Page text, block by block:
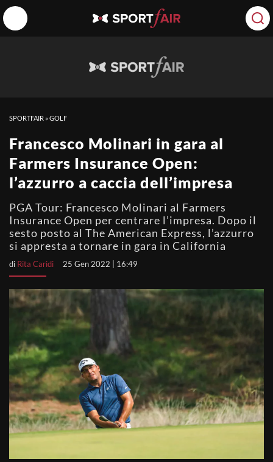
SPORTFAIR »GOLF
Francesco Molinari in gara al
Farmers Insurance Open:
l’azzurro a caccia dell’impresa
PGA Tour: Francesco Molinari al Farmers
Insurance Open per centrare l’impresa. Dopo il
sesto posto al The American Express, l’azzurro
si appresta a tornare in gara in California
di Rita Caridi 25 Gen 2022 | 16:49